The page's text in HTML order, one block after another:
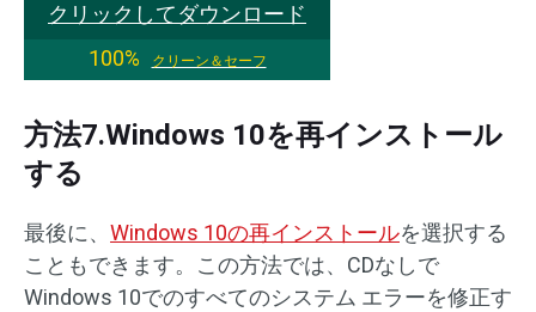
クリックしてダウンロード
100%
クリーン＆セーフ
方法7.Windows 10を再インストール
する
最後に、 Windows 10の再インストールを選択する
こともできます。この方法では、CDなしで
Windows 10でのすべてのシステム エラーを修正す